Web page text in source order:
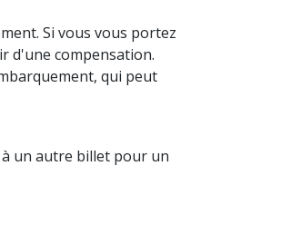
Si vous vous portez
d'une compensation.
qui peut
un autre billet pour un